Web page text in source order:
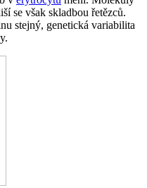
se však skladbou řetězců.
stejný, genetická variabilita